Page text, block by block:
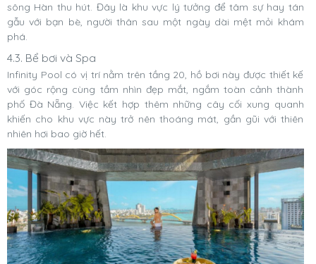
sông Hàn thu hút. Đây là khu vực lý tưởng để tâm sự hay tán
gẫu với bạn bè, người thân sau một ngày dài mệt mỏi khám
phá.
4.3. Bể bơi và Spa
Infinity Pool có vị trí nằm trên tầng 20, hồ bơi này được thiết kế
với góc rộng cùng tầm nhìn đẹp mắt, ngắm toàn cảnh thành
phố Đà Nẵng. Việc kết hợp thêm những cây cối xung quanh
khiến cho khu vực này trở nên thoáng mát, gần gũi với thiên
nhiên hơi bao giờ hết.